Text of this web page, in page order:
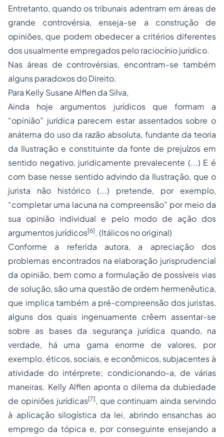
Entretanto, quando os tribunais adentram em áreas de
grande controvérsia, enseja-se a construção de
opiniões, que podem obedecer a critérios diferentes
dos usualmente empregados pelo raciocínio jurídico.
Nas áreas de controvérsias, encontram-se também
alguns paradoxos do Direito.
Para Kelly Susane Alflen da Silva,
Ainda hoje argumentos jurídicos que formam a
“opinião” jurídica parecem estar assentados sobre o
anátema do uso da razão absoluta, fundante da teoria
da Ilustração e constituinte da fonte de prejuízos em
sentido negativo, juridicamente prevalecente (...) E é
com base nesse sentido advindo da Ilustração, que o
jurista não histórico (...) pretende, por exemplo,
“completar uma lacuna na compreensão” por meio da
sua opinião individual e pelo modo de ação dos
argumentos jurídicos[6]. (Itálicos no original)
Conforme a referida autora, a apreciação dos
problemas encontrados na elaboração jurisprudencial
da opinião, bem como a formulação de possíveis vias
de solução, são uma questão de ordem hermenêutica,
que implica também a pré-compreensão dos juristas,
alguns dos quais ingenuamente crêem assentar-se
sobre as bases da segurança jurídica quando, na
verdade, há uma gama enorme de valores, por
exemplo, éticos, sociais, e econômicos, subjacentes à
atividade do intérprete; condicionando-a, de várias
maneiras. Kelly Alflen aponta o dilema da dubiedade
de opiniões jurídicas[7], que continuam ainda servindo
à aplicação silogística da lei, abrindo ensanchas ao
emprego da tópica e, por conseguinte ensejando a